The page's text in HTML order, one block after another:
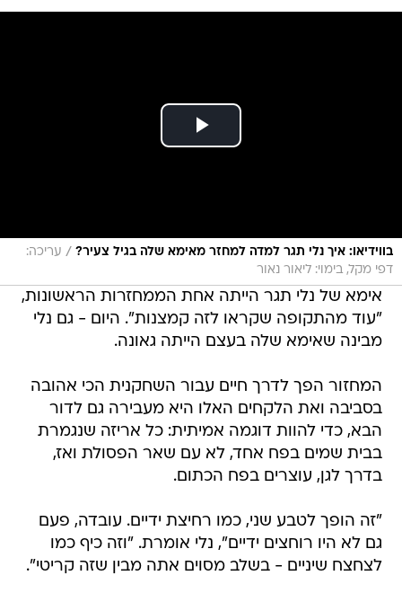
בווידיאו: איך נלי תגר למדה למחזר מאימא שלה בגיל צעיר? / עריכה:
דפי מקל, בימוי: ליאור נאור
אימא של נלי תגר הייתה אחת הממחזרות הראשונות,
"עוד מהתקופה שקראו לזה קמצנות". היום - גם נלי
מבינה שאימא שלה בעצם הייתה גאונה.
המחזור הפך לדרך חיים עבור השחקנית הכי אהובה
בסביבה ואת הלקחים האלו היא מעבירה גם לדור
הבא, כדי להוות דוגמה אמיתית: כל אריזה שנגמרת
בבית שמים בפח אחד, לא עם שאר הפסולת ואז,
בדרך לגן, עוצרים בפח הכתום.
"זה הופך לטבע שני, כמו רחיצת ידיים. עובדה, פעם
גם לא היו רוחצים ידיים", נלי אומרת. "וזה כיף כמו
לצחצח שיניים - בשלב מסוים אתה מבין שזה קריטי".